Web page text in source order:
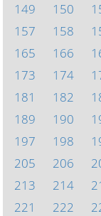
149
150
157
158
165
166
173
174
181
182
189
190
197
198
205
206
213
214
221
222